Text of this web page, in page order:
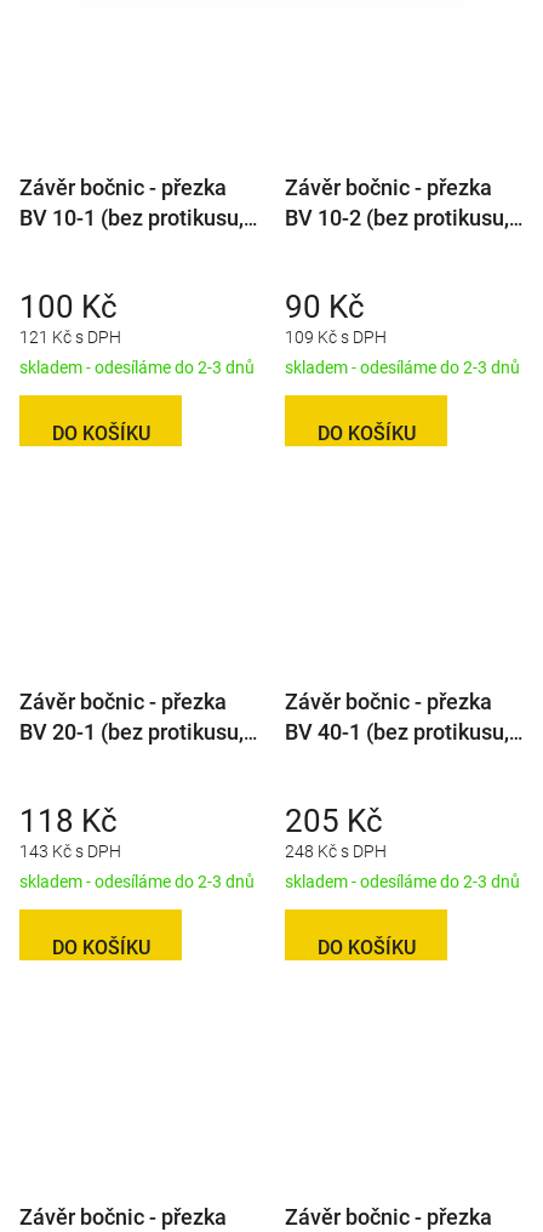
Závěr bočnic - přezka
BV 10-1 (bez protikusu,
121 Kč s DPH
100 Kč
skladem - odesíláme do 2-3 dnů
DO KOŠÍKU
Závěr bočnic - přezka
BV 10-2 (bez protikusu,
109 Kč s DPH
90 Kč
skladem - odesíláme do 2-3 dnů
DO KOŠÍKU
Závěr bočnic - přezka
BV 20-1 (bez protikusu,
143 Kč s DPH
118 Kč
skladem - odesíláme do 2-3 dnů
DO KOŠÍKU
Závěr bočnic - přezka
BV 40-1 (bez protikusu,
248 Kč s DPH
205 Kč
skladem - odesíláme do 2-3 dnů
DO KOŠÍKU
Závěr bočnic - přezka
Závěr bočnic - přezka